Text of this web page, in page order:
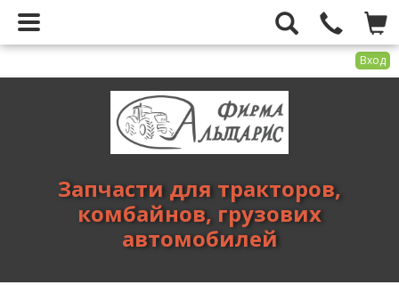
Вход
тракторов,
комбайнов,
Запчасти для тракторов,
комбайнов, грузових
автомобилей